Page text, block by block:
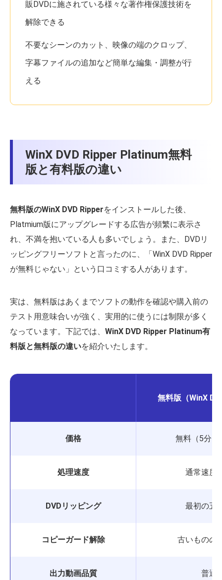
販DVDに施されている様々な著作権保護技術を
解除できる
不要なシーンのカット、映像の端のクロップ、
字幕ファイルの追加など簡単な編集・調整が行
える
WinX DVD Ripper Platinum無料
版と有料版の違い
無料版のWinX DVD Ripperをインストールした後、
Platmium版にアップグレードする広告が頻繁に表示さ
れ、不満を抱いている人も多いでしょう。また、DVDリ
ッピングフリーソフトと言ったのに、「WinX DVD Ripper
が無料じゃない」という口コミする人があります。
実は、無料版はあくまでソフトの動作を確認や購入前の
テスト用意味合いが強く、実用的に使うには制限が多く
なっています。下記では、 WinX DVD Ripper Platinum有
料版と無料版の違いを紹介いたします。
無料版（WinX
価格 無料（5分間
処理速度 通常速度
DVDリッピング 最初の五
コピーガード解除 古いものの
出力動画品質 普通